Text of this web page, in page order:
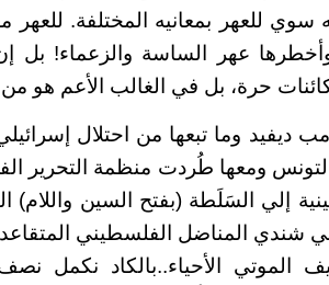
للعهر بمعانيه المختلفة. للعهر
عهر الساسة والزعماء! بل
حرة، بل في الغالب الأعم هو
ديفيد وما تبعها من احتلال
لتونس ومعها طُردت منظمة التحرير
إلي السَلَطة (بفتح السين واللام)
شندي المناضل الفلسطيني المتقاعد؛